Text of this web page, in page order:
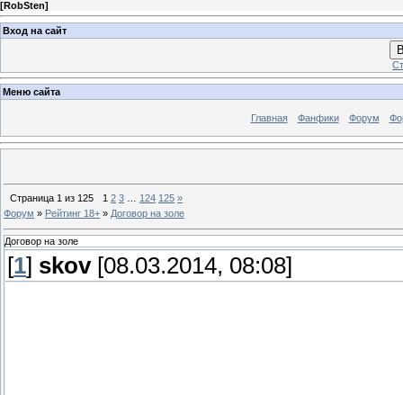
[RobSten]
Вход на сайт
Меню сайта
Главная Фанфики Форум
Страница 1 из 125 1 2 3 124 125 »
Форум » Рейтинг 18+ » Договор на золе
Договор на золе
[1] skov[08.03.2014, 08:08]